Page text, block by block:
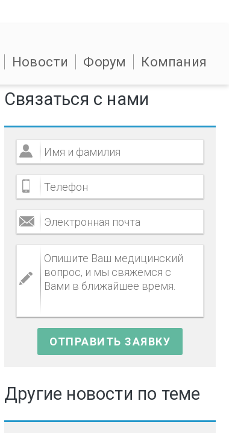
Новости Форум Компания
Связаться с нами
Другие новости по теме